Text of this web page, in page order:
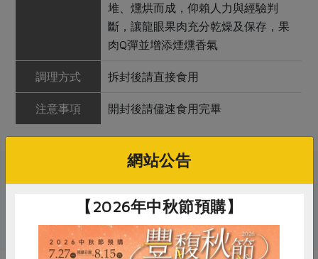
堆、燻烘而成，仰賴人力與經驗判
斷，讓龍眼果肉充分乾燥及保存，果
肉Q彈並增添煙燻香氣
調理方式 拆封後請直接食用
注意事項 開封後請儘速食用完畢
關鍵字
# 龍眼 # 果乾
網站公告
【2026年中秋節預購】